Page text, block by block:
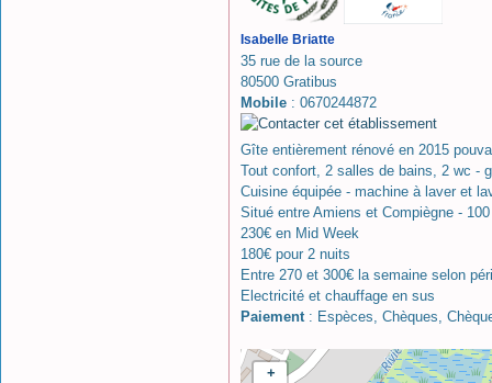
Isabelle Briatte
35 rue de la source
80500 Gratibus
Mobile : 0670244872
Gîte entièrement rénové en 2015
Tout confort, 2 salles de bains, 2 wc -
Cuisine équipée - machine à laver et
Situé entre Amiens et Compiègne -
230€ en Mid Week
180€ pour 2 nuits
Entre 270 et 300€ la semaine selon
Electricité et chauffage en sus
Paiement: Espèces, Chèques,
+